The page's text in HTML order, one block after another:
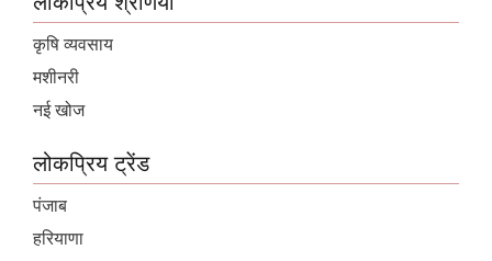
कृषि व्यवसाय
मशीनरी
नई खोज
लोकप्रिय ट्रेंड
पंजाब
हरियाणा